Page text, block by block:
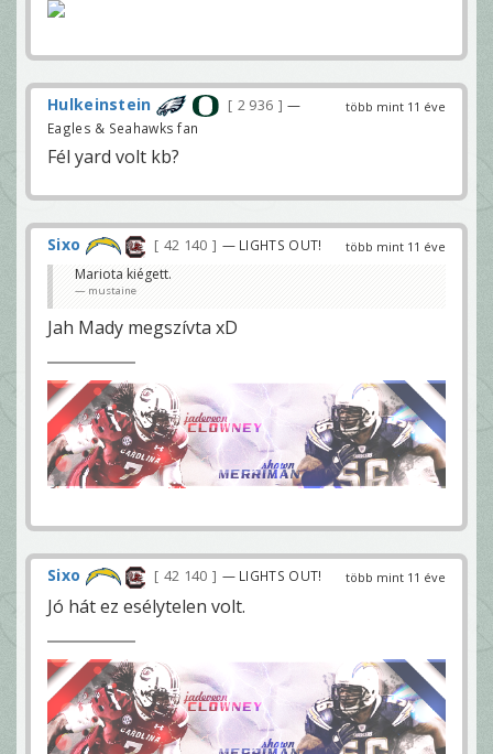
több mint 11 éve
Hulkeinstein 2 936
—
Eagles & Seahawks fan
Fél yard volt kb?
több mint 11 éve
Sixo 42 140 — LIGHTS OUT!
Mariota kiégett.
mustaine
Jah Mady megszívta xD
több mint 11 éve
Sixo 42 140 — LIGHTS OUT!
Jó hát ez esélytelen volt.